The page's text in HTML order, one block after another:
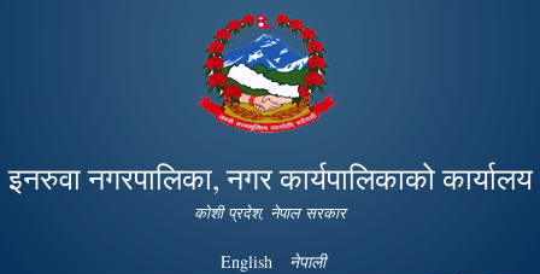
Skip to
main
content
इनरुवा नगरपालिका, नगर कार्यपालिकाको कार्यालय
कोशी प्रदेश, नेपाल सरकार
English नेपाली